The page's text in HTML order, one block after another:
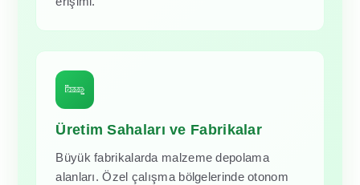
Üretim Sahaları ve Fabrikalar
Büyük fabrikalarda malzeme depolama
alanları. Özel çalışma bölgelerinde otonom